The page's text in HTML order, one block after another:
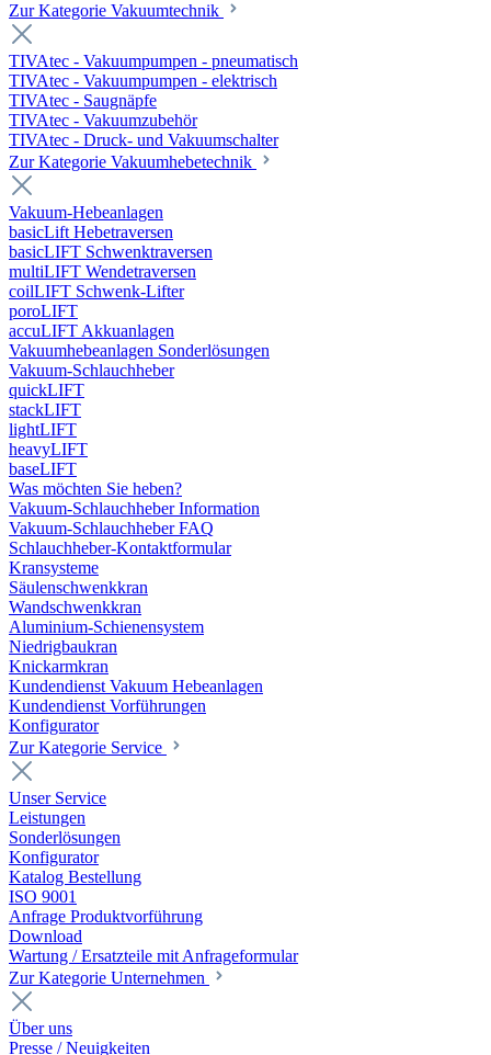
Zur Kategorie Vakuumtechnik
TIVAtec - Vakuumpumpen - pneumatisch
TIVAtec - Vakuumpumpen - elektrisch
TIVAtec - Saugnäpfe
TIVAtec - Vakuumzubehör
TIVAtec - Druck- und Vakuumschalter
Zur Kategorie Vakuumhebetechnik
Vakuum-Hebeanlagen
basicLift Hebetraversen
basicLIFT Schwenktraversen
multiLIFT Wendetraversen
coilLIFT Schwenk-Lifter
poroLIFT
accuLIFT Akkuanlagen
Vakuumhebeanlagen Sonderlösungen
Vakuum-Schlauchheber
quickLIFT
stackLIFT
lightLIFT
heavyLIFT
baseLIFT
Was möchten Sie heben?
Vakuum-Schlauchheber Information
Vakuum-Schlauchheber FAQ
Schlauchheber-Kontaktformular
Kransysteme
Säulenschwenkkran
Wandschwenkkran
Aluminium-Schienensystem
Niedrigbaukran
Knickarmkran
Kundendienst Vakuum Hebeanlagen
Kundendienst Vorführungen
Konfigurator
Zur Kategorie Service
Unser Service
Leistungen
Sonderlösungen
Konfigurator
Katalog Bestellung
ISO 9001
Anfrage Produktvorführung
Download
Wartung / Ersatzteile mit Anfrageformular
Zur Kategorie Unternehmen
Über uns
Presse / Neuigkeiten